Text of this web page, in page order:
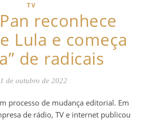
TV
reconhece
Lula e começa
de radicais
de outubro de 2022
de rádio, TV e internet publicou